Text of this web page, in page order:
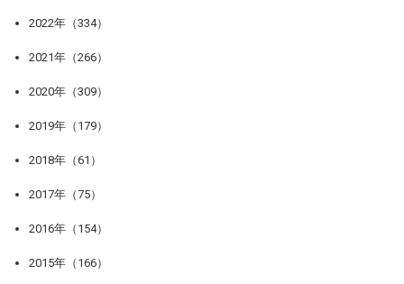
2022年（334）
2021年（266）
2020年（309）
2019年（179）
2018年（61）
2017年（75）
2016年（154）
2015年（166）